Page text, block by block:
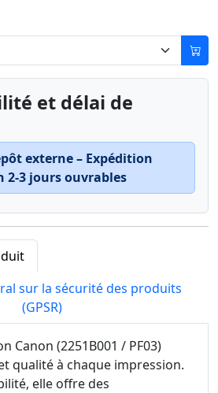
et délai de
externe – Expédition
2-3 jours ouvrables
sur la sécurité des produits
(GPSR)
Canon (2251B001 / PF03)
qualité à chaque impression.
elle offre des